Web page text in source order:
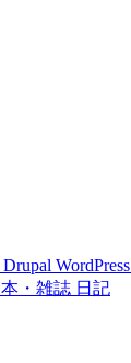
Drupal WordPress
本・雑誌 日記